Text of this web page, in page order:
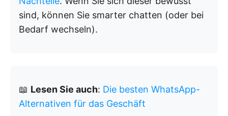
sind, können Sie smarter chatten (oder bei
Bedarf wechseln).
📖 Lesen Sie auch: Die besten WhatsApp-
Alternativen für das Geschäft